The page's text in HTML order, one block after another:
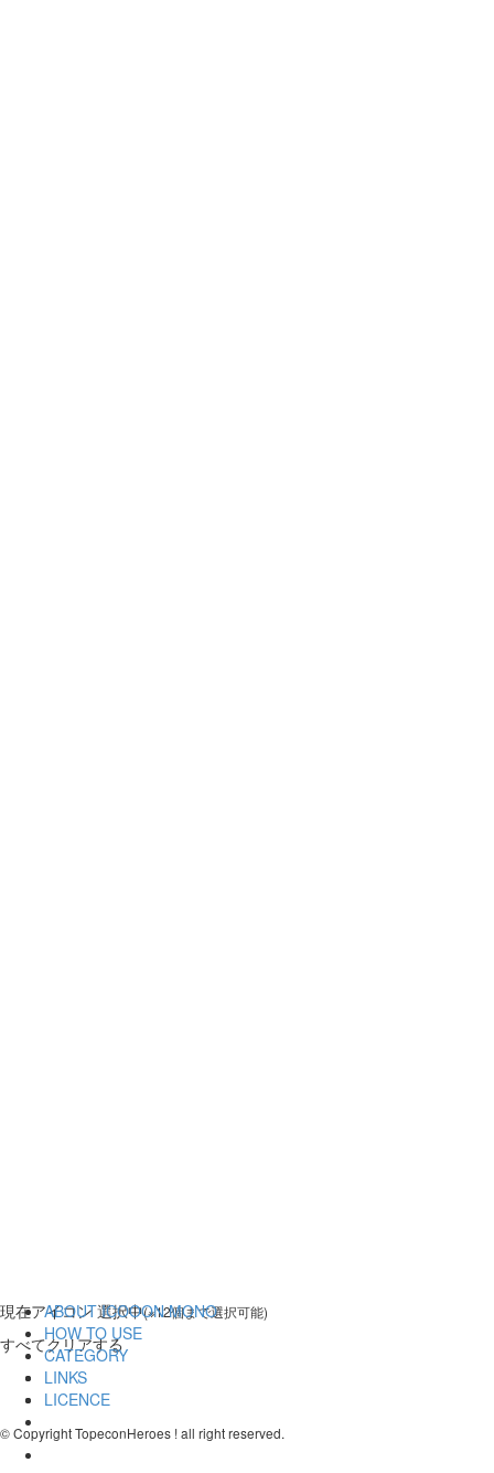
現在アイコン 選択中(※12個まで選択可能)
すべてクリアする
ABOUT ICOOON MONO
HOW TO USE
CATEGORY
LINKS
LICENCE
© Copyright TopeconHeroes ! all right reserved.